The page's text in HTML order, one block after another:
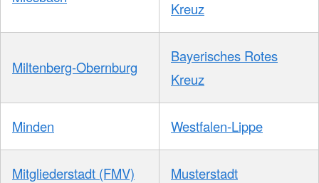
Kreuz
Miltenberg-Obernburg
Bayerisches Rotes
Kreuz
Minden Westfalen-Lippe
Mitgliederstadt (FMV) Musterstadt